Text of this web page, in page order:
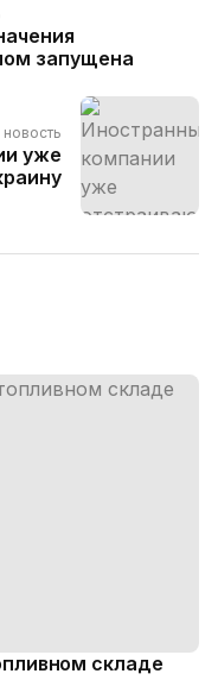
запущена
уже
складе